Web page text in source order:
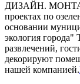
ДИЗАЙН.
проектах по
основании
экология города"
развлечений,
декорируют
нашей компанией.